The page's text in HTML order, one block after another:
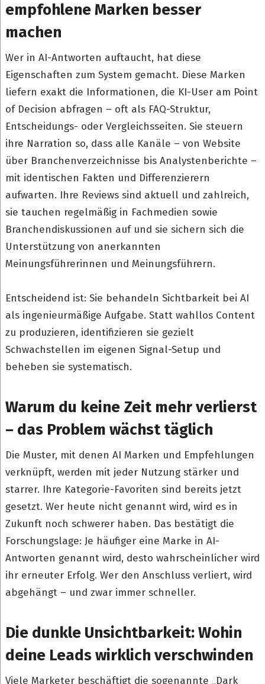
empfohlene Marken besser
machen
Wer in AI-Antworten auftaucht, hat diese
Eigenschaften zum System gemacht. Diese Marken
liefern exakt die Informationen, die KI-User am Point
of Decision abfragen – oft als FAQ-Struktur,
Entscheidungs- oder Vergleichsseiten. Sie steuern
ihre Narration so, dass alle Kanäle – von Website
über Branchenverzeichnisse bis Analystenberichte –
mit identischen Fakten und Differenzierern
aufwarten. Ihre Reviews sind aktuell und zahlreich,
sie tauchen regelmäßig in Fachmedien sowie
Branchendiskussionen auf und sie sichern sich die
Unterstützung von anerkannten
Meinungsführerinnen und Meinungsführern.
Entscheidend ist: Sie behandeln Sichtbarkeit bei AI
als ingenieurmäßige Aufgabe. Statt wahllos Content
zu produzieren, identifizieren sie gezielt
Schwachstellen im eigenen Signal-Setup und
beheben sie systematisch.
Warum du keine Zeit mehr verlierst
– das Problem wächst täglich
Die Muster, mit denen AI Marken und Empfehlungen
verknüpft, werden mit jeder Nutzung stärker und
starrer. Ihre Kategorie-Favoriten sind bereits jetzt
gesetzt. Wer heute nicht genannt wird, wird es in
Zukunft noch schwerer haben. Das bestätigt die
Forschungslage: Je häufiger eine Marke in AI-
Antworten genannt wird, desto wahrscheinlicher wird
ihr erneuter Erfolg. Wer den Anschluss verliert, wird
abgehängt – und zwar immer schneller.
Die dunkle Unsichtbarkeit: Wohin
deine Leads wirklich verschwinden
Viele Marketer beschäftigt die sogenannte „Dark